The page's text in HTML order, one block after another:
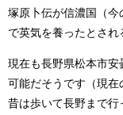
塚原卜伝が信濃国（
で英気を養ったとされ
現在も長野県松本市
可能だそうです（現在
昔は歩いて長野まで行